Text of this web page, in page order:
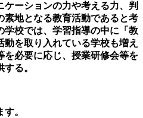
ーションの力や考える力、判
素地となる教育活動であると考
学校では、学習指導の中に「教
を取り入れている学校も増え
を必要に応じ、授業研修会等を
る。
。